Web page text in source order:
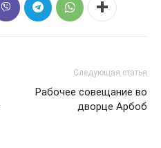
Следующая статья
Рабочее совещание во
дворце Арбоб